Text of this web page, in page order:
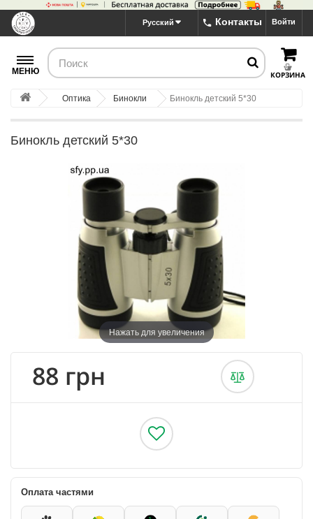
Войти
Контакты
Русский
КОРЗИНА
МЕНЮ
Оптика Бинокли Бинокль детский 5*30
Бинокль детский 5*30
Нажать для увеличения
88 грн
Оплата частями